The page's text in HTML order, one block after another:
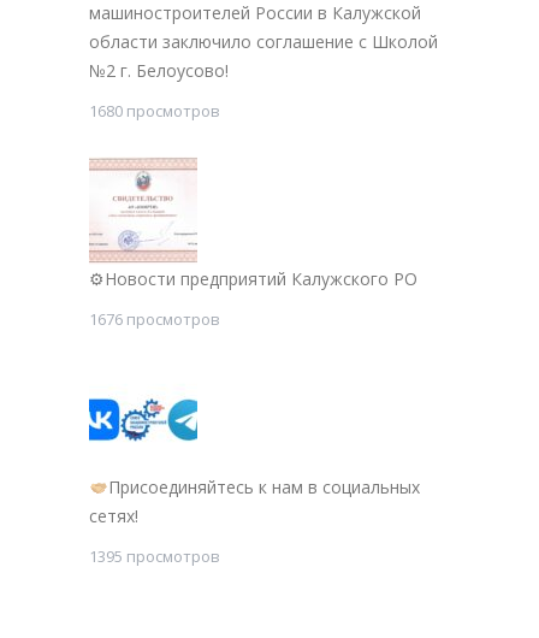
машиностроителей России в Калужской
области заключило соглашение с Школой
№2 г. Белоусово!
1680 просмотров
⚙Новости предприятий Калужского РО
1676 просмотров
Присоединяйтесь к нам в социальных
сетях!
1395 просмотров